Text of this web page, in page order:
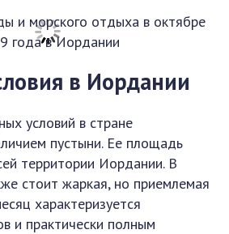
в Иордании
условий в стране
пустыни. Ее площадь
территории Иордании. В
стоит жаркая, но приемлемая
характеризуется
и практически полным